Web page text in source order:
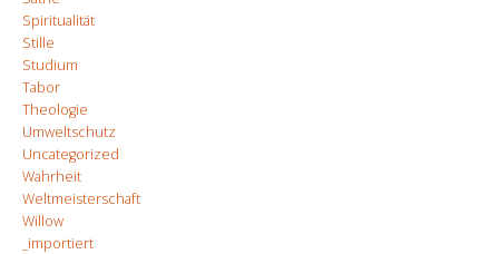
Spiritualität
Stille
Studium
Tabor
Theologie
Umweltschutz
Uncategorized
Wahrheit
Weltmeisterschaft
Willow
_importiert